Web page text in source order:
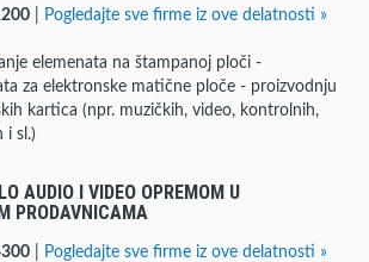
Pogledajte sve firme iz ove delatnosti »
elemenata na štampanoj ploči -
za elektronske matične ploče - proizvodnju
kartica (npr. muzičkih, video, kontrolnih,
i sl.)
AUDIO I VIDEO OPREMOM U
PRODAVNICAMA
Pogledajte sve firme iz ove delatnosti »